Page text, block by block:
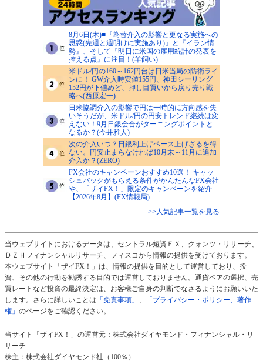
8月6日(木)■『為替介入の影響と更なる実施への
思惑(先週と週明けに実施あり)』と『イラン情
勢』、そして『明日に米国の雇用統計の発表を
控える点』に注目！(羊飼い)
米ドル/円の160～162円台は日米当局の防衛ライ
ンに！ GW介入時安値155円、神田シーリング
152円が下値めど、押し目買いから戻り売り戦
略へ(西原宏一)
日米協調介入の影響で円は一時的に方向感を失
いそうだが、米ドル/円の円安トレンド継続は変
えない！9月日銀会合がターニングポイントと
なるか？(今井雅人)
次の介入いつ？日銀利上げペース上げざるを得
ない。円安止まらなければ10月末～11月に追加
介入か？(ZERO)
FX会社のキャンペーンおすすめ10選！ キャッ
シュバックがもらえる条件がかんたんなFX会社
や、「ザイFX！」限定のキャンペーンを紹介
【2026年8月】(FX情報局)
>>人気記事一覧を見る
当ウェブサイトにおけるデータは、セントラル短資ＦＸ、クォンツ・リサーチ、
ＤＺＨフィナンシャルリサーチ、フィスコから情報の提供を受けております。
本ウェブサイト「ザイFX！」は、情報の提供を目的として運営しており、投
資、その他の行動を勧誘する目的では運営しておりません。通貨ペアの選択、売
買レートなど投資の最終決定は、お客様ご自身の判断でなさるようにお願いいた
します。さらに詳しいことは 「免責事項」 、
「プライバシー・ポリシー、著作
権」 のページをご確認ください。
当サイト「ザイFX！」の運営元：株式会社ダイヤモンド・フィナンシャル・リ
サーチ
株主：株式会社ダイヤモンド社（100％）